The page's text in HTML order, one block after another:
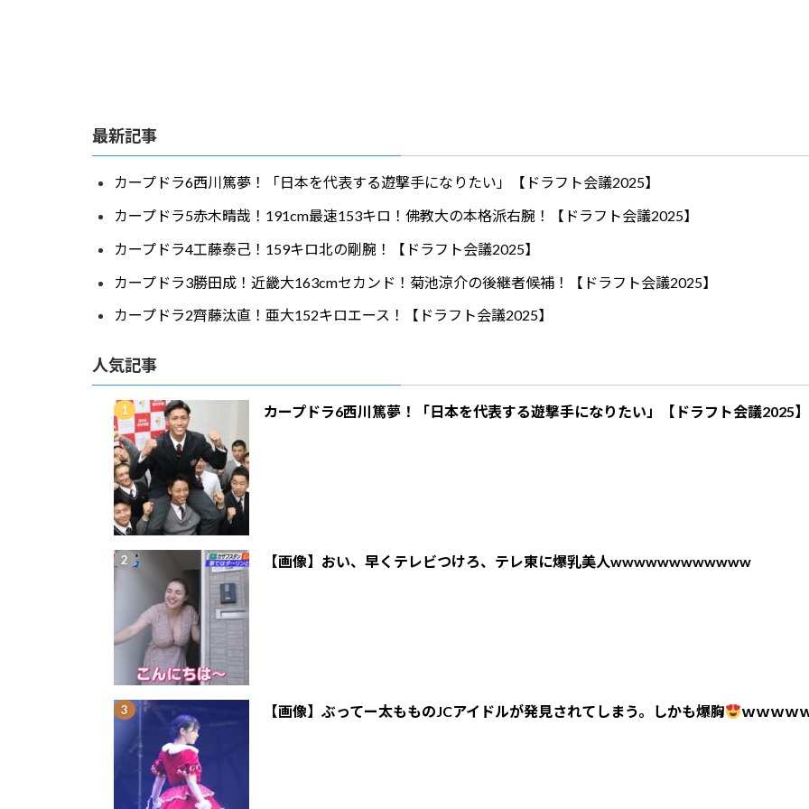
最新記事
カープドラ6西川篤夢！「日本を代表する遊撃手になりたい」【ドラフト会議2025】
カープドラ5赤木晴哉！191cm最速153キロ！佛教大の本格派右腕！【ドラフト会議2025】
カープドラ4工藤泰己！159キロ北の剛腕！【ドラフト会議2025】
カープドラ3勝田成！近畿大163cmセカンド！菊池涼介の後継者候補！【ドラフト会議2025】
カープドラ2齊藤汰直！亜大152キロエース！【ドラフト会議2025】
人気記事
カープドラ6西川篤夢！「日本を代表する遊撃手になりたい」【ドラフト会議2025】
【画像】おい、早くテレビつけろ、テレ東に爆乳美人wwwwwwwwwwww
【画像】ぶってー太もものJCアイドルが発見されてしまう。しかも爆胸 ｗｗｗｗ